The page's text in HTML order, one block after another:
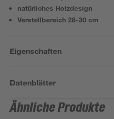
natürliches Holzdesign
Verstellbereich 28-30 cm
Eigenschaften
Datenblätter
Ähnliche Produkte